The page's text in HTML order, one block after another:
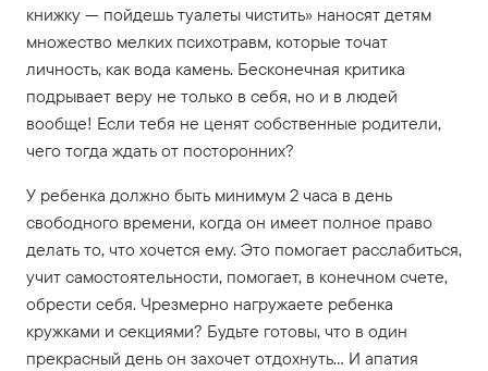
книжку — пойдешь туалеты чистить» наносят детям
множество мелких психотравм, которые точат
личность, как вода камень. Бесконечная критика
подрывает веру не только в себя, но и в людей
вообще! Если тебя не ценят собственные родители,
чего тогда ждать от посторонних?
У ребенка должно быть минимум 2 часа в день
свободного времени, когда он имеет полное право
делать то, что хочется ему. Это помогает расслабиться,
учит самостоятельности, помогает, в конечном счете,
обрести себя. Чрезмерно нагружаете ребенка
кружками и секциями? Будьте готовы, что в один
прекрасный день он захочет отдохнуть… И апатия